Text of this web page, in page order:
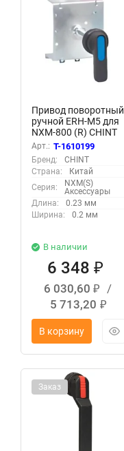
Привод поворотный
ручной ERH-M5 для
NXM-800 (R) CHINT
946887
Арт.: T-1610199
Бренд:
CHINT
Страна:
Китай
Серия:
NXM(S)
Аксессуары
Длина:
0.23 мм
Ширина:
0.2 мм
В наличии
6 348 ₽
6 030,60 ₽
/
5 713,20 ₽
В корзину
Заказ